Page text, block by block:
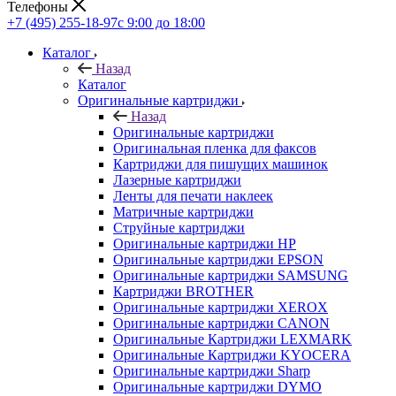
Телефоны
+7 (495) 255-18-97с 9:00 до 18:00
Каталог
Назад
Каталог
Оригинальные картриджи
Назад
Оригинальные картриджи
Оригинальная пленка для факсов
Картриджи для пишущих машинок
Лазерные картриджи
Ленты для печати наклеек
Матричные картриджи
Струйные картриджи
Оригинальные картриджи HP
Оригинальные картриджи EPSON
Оригинальные картриджи SAMSUNG
Картриджи BROTHER
Оригинальные картриджи XEROX
Оригинальные картриджи CANON
Оригинальные Картриджи LEXMARK
Оригинальные Картриджи KYOCERA
Оригинальные картриджи Sharp
Оригинальные картриджи DYMO